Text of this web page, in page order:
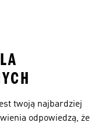
twoją najbardziej
odpowiedzą, że